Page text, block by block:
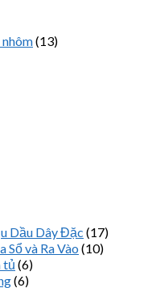
(13)
Dầu Dây Đặc (17)
Sổ và Ra Vào (10)
tủ (6)
(6)